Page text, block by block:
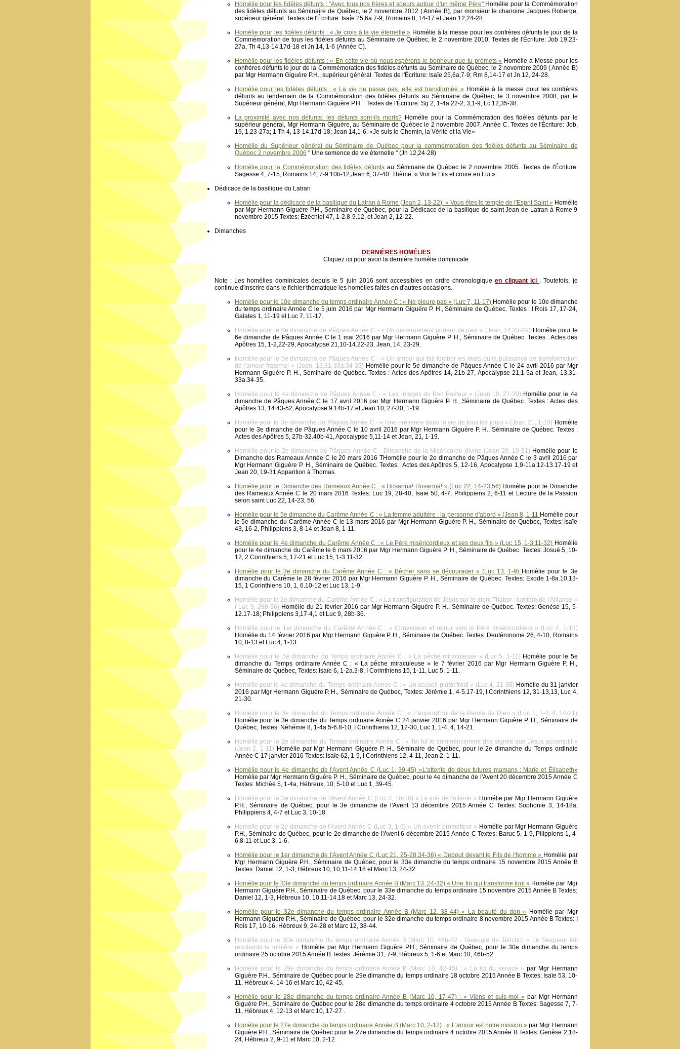
Homélie pour les fidèles défunts : "Avec tous nos frères et soeurs autour d'un même Père" Homélie pour la Commémoration
des fidèles défunts au Séminaire de Québec, le 2 novembre 2012 ( Année B), par monsieur le chanoine Jacques Roberge,
supérieur général. Textes de l'Écriture: Isaîe 25,6a.7-9; Romains 8, 14-17 et Jean 12,24-28.
Homélie pour les fidèles défunts : « Je crois à la vie éternelle » Homélie à la messe pour les confrères défunts le jour de la
Commémoration de tous les fidèles défunts au Séminaire de Québec, le 2 novembre 2010. Textes de l'Écriture: Job 19.23-
27a, Th 4,13-14.17d-18 et Jn 14, 1-6 (Année C).
Homélie pour les fidèles défunts : « En cette vie où nous espérons le bonheur que tu promets » Homélie à Messe pour les
confrères défunts le jour de la Commémoration des fidèles défunts au Séminaire de Québec, le 2 novembre 2009 ( Année B)
par Mgr Hermann Giguère P.H., supérieur général. Textes de l'Écriture: Isaïe 25,6a,7-9; Rm 8,14-17 et Jn 12, 24-28.
Homélie pour les fidèles défunts : « La vie ne passe pas, elle est transformée »Homélie à la messe pour les confrères
défunts au lendemain de la Commémoration des fidèles défunts au Séminaire de Québec, le 3 novembre 2008, par le
Supérieur général, Mgr Hermann Giguère P.H. . Textes de l'Écriture: Sg 2, 1-4a.22-2; 3,1-9; Lc 12,35-38.
La proximité avec nos défunts: les défunts sont-ils morts? Homélie pour la Commémoration des fidèles défunts par le
supérieur général, Mgr Hermann Giguère, au Séminaire de Québec le 2 novembre 2007. Année C. Textes de l'Écriture: Job,
19, 1.23-27a; 1 Th 4, 13-14.17d-18; Jean 14,1-6. «Je suis le Chemin, la Vérité et la Vie»
Homélie du Supérieur général du Séminaire de Québec pour la commémoration des fidèles défunts au Séminaire de
Québec 2 novembre 2006 " Une semence de vie éternelle " (Jn 12,24-28)
Homélie pour la Commémoration des fidèles défunts au Séminaire de Québec le 2 novembre 2005. Textes de l'Écriture:
Sagesse 4, 7-15; Romains 14, 7-9.10b-12;Jean 6, 37-40. Thème: « Voir le Fils et croire en Lui ».
Dédicace de la basilique du Latran
Homélie pour la dédicace de la basilique du Latran à Rome (Jean 2, 13-22): « Vous êtes le temple de l'Esprit Saint »Homélie
par Mgr Hermann Giguère P.H., Séminaire de Québec, pour la Dédicace de la basilique de saint Jean de Latran à Rome 9
novembre 2015 Textes: Ézéchiel 47, 1-2.8-9.12, et Jean 2, 12-22.
Dimanches
DERNIÈRES HOMÉLIES
Cliquez ici pour avoir la dernière homélie dominicale
Note : Les homélies dominicales depuis le 5 juin 2016 sont accessibles en ordre chronologiqueen cliquant ici . Toutefois, je
continue d'inscrire dans le fichier thématique les homélies faites en d'autres occasions.
Homélie pour le 10e dimanche du temps ordinaire Année C : « Ne pleure pas » (Luc 7, 11-17) Homélie pour le 10e dimanche
du temps ordinaire Année C le 5 juin 2016 par Mgr Hermann Giguère P. H., Séminaire de Québec. Textes : I Rois 17, 17-24,
Galates 1, 11-19 et Luc 7, 11-17.
Homélie pour le 6e dimanche de Pâques Année C - « Un discernement porteur de paix » (Jean, 14,23-29) Homélie pour le
6e dimanche de Pâques Année C le 1 mai 2016 par Mgr Hermann Giguère P. H., Séminaire de Québec. Textes : Actes des
Apôtres 15, 1-2,22-29, Apocalypse 21,10-14.22-23, Jean, 14, 23-29.
Homélie pour le 5e dimanche de Pâques Année C - « Un amour qui fait tomber les murs ou la puissance de transformation
de l’amour fraternel » (Jean, 13,31-33a.34-35) Homélie pour le 5e dimanche de Pâques Année C le 24 avril 2016 par Mgr
Hermann Giguère P. H., Séminaire de Québec. Textes : Actes des Apôtres 14, 21b-27, Apocalypse 21,1-5a et Jean, 13,31-
33a.34-35.
Homélie pour le 4e dimanche de Pâques Année C - « Les images du Bon Pasteur » (Jean 10, 27-30) Homélie pour le 4e
dimanche de Pâques Année C le 17 avril 2016 par Mgr Hermann Giguère P. H., Séminaire de Québec. Textes : Actes des
Apôtres 13, 14.43-52, Apocalypse 9.14b-17 et Jean 10, 27-30, 1-19.
Homélie pour le 3e dimanche de Pâques Année C - « Une présence dans la vie de tous les jours » (Jean 21, 1-19) Homélie
pour le 3e dimanche de Pâques Année C le 10 avril 2016 par Mgr Hermann Giguère P. H., Séminaire de Québec. Textes :
Actes des Apôtres 5, 27b-32.40b-41, Apocalypse 5,11-14 et Jean, 21, 1-19.
Homélie pour le 2e dimanche de Pâques Année C - Dimanche de la Miséricorde divine (Jean 20, 19-31) Homélie pour le
Dimanche des Rameaux Année C le 20 mars 2016 THomélie pour le 2e dimanche de Pâques Année C le 3 avril 2016 par
Mgr Hermann Giguère P. H., Séminaire de Québec. Textes : Actes des Apôtres 5, 12-16, Apocalypse 1,9-11a.12-13.17-19 et
Jean 20, 19-31 Apparition à Thomas.
Homélie pour le Dimanche des Rameaux Année C : « Hosanna! Hosanna! » (Luc 22, 14-23,56) Homélie pour le Dimanche
des Rameaux Année C le 20 mars 2016 Textes: Luc 19, 28-40, Isaïe 50, 4-7, Philippiens 2, 6-11 et Lecture de la Passion
selon saint Luc 22, 14-23, 56.
Homélie pour le 5e dimanche du Carême Année C : « La femme adultère : la personne d'abord » (Jean 8, 1-11 Homélie pour
le 5e dimanche du Carême Année C le 13 mars 2016 par Mgr Hermann Giguère P. H., Séminaire de Québec, Textes: Isaïe
43, 16-2, Philippiens 3, 8-14 et Jean 8, 1-11.
Homélie pour le 4e dimanche du Carême Année C : « Le Père miséricordieux et ses deux fils » (Luc 15, 1-3.11-32) Homélie
pour le 4e dimanche du Carême le 6 mars 2016 par Mgr Hermann Giguère P. H., Séminaire de Québec. Textes: Josué 5, 10-
12, 2 Corinthiens 5, 17-21 et Luc 15, 1-3.11-32.
Homélie pour le 3e dimanche du Carême Année C : « Bêcher sans se décourager » (Luc 13, 1-9) Homélie pour le 3e
dimanche du Carême le 28 février 2016 par Mgr Hermann Giguère P. H., Séminaire de Québec. Textes: Exode 1-8a.10,13-
15, 1 Corinthiens 10, 1, 6.10-12 et Luc 13, 1-9.
Homélie pour le 2e dimanche du Carême Année C : « La transfiguration de Jésus sur le mont Thabor : lumière de l'Alliance »
( Luc 9, 28b-36) Homélie du 21 février 2016 par Mgr Hermann Giguère P. H., Séminaire de Québec. Textes: Genèse 15, 5-
12.17-18; Philippiens 3,17-4,1 et Luc 9, 28b-36.
Homélie pour le 1er dimanche du Carême Année C : « Conversion et retour vers le Père miséricordieux » (Luc 4, 1-13)
Homélie du 14 février 2016 par Mgr Hermann Giguère P. H., Séminaire de Québec. Textes: Deutéronome 26, 4-10, Romains
10, 8-13 et Luc 4, 1-13.
Homélie pour le 5e dimanche du Temps ordinaire Année C : « La pêche miraculeuse » (Luc 5, 1-11) Homélie pour le 5e
dimanche du Temps ordinaire Année C : « La pêche miraculeuse » le 7 février 2016 par Mgr Hermann Giguère P. H.,
Séminaire de Québec, Textes: Isaïe 6, 1-2a.3-8, I Corinthiens 15, 1-11, Luc 5, 1-11.
Homélie pour le 4e dimanche du Temps ordinaire Année C : « Un accueil plutôt froid » (Luc 4, 21-30) Homélie du 31 janvier
2016 par Mgr Hermann Giguère P. H., Séminaire de Québec, Textes: Jérémie 1, 4-5.17-19, I Corinthiens 12, 31-13,13, Luc 4,
21-30.
Homélie pour le 3e dimanche du Temps ordinaire Année C : « L'aujourd'hui de la Parole de Dieu » (Luc 1, 1-4; 4, 14-21)
Homélie pour le 3e dimanche du Temps ordinaire Année C 24 janvier 2016 par Mgr Hermann Giguère P. H., Séminaire de
Québec, Textes: Néhémie 8, 1-4a.5-6.8-10, I Corinthiens 12, 12-30, Luc 1, 1-4; 4, 14-21.
Homélie pour le 2e dimanche du Temps ordinaire Année C : « Tel fut le commencement des signes que Jésus accomplit »
(Jean 2, 1-11) Homélie par Mgr Hermann Giguère P. H., Séminaire de Québec, pour le 2e dimanche du Temps ordinaie
Année C 17 janvier 2016 Textes: Isaïe 62, 1-5, I Corinthiens 12, 4-11, Jean 2, 1-11.
Homélie pour le 4e dimanche de l'Avent Année C (Luc 1, 39-45) «L'attente de deux futures mamans : Marie et Élisabeth»
Homélie par Mgr Hermann Giguère P. H., Séminaire de Québec, pour le 4e dimanche de l'Avent 20 décembre 2015 Année C
Textes: Michée 5, 1-4a, Hébreux, 10, 5-10 et Luc 1, 39-45.
Homélie pour le 3e dimanche de l'Avent Année C (Luc 3, 10-18) « La joie de l'attente » Homélie par Mgr Hermann Giguère
P.H., Séminaire de Québec, pour le 3e dimanche de l'Avent 13 décembre 2015 Année C Textes: Sophonie 3, 14-18a,
Philippiens 4, 4-7 et Luc 3, 10-18.
Homélie pour le 2e dimanche de l'Avent Année C (Luc 3, 1-6) « Un avenir prometteur » Homélie par Mgr Hermann Giguère
P.H., Séminaire de Québec, pour le 2e dimanche de l'Avent 6 décembre 2015 Année C Textes: Baruc 5, 1-9, Pilippiens 1, 4-
6.8-11 et Luc 3, 1-6.
Homélie pour le 1er dimanche de l'Avent Année C (Luc 21, 25-28.34-36) « Debout devant le Fils de l'homme » Homélie par
Mgr Hermann Giguère P.H., Séminaire de Québec, pour le 33e dimanche du temps ordinaire 15 novembre 2015 Année B
Textes: Daniel 12, 1-3, Hébreux 10, 10,11-14.18 et Marc 13, 24-32.
Homélie pour le 33e dimanche du temps ordinaire Année B (Marc 13, 24-32) « Une fin qui transforme tout » Homélie par Mgr
Hermann Giguère P.H., Séminaire de Québec, pour le 33e dimanche du temps ordinaire 15 novembre 2015 Année B Textes:
Daniel 12, 1-3, Hébreux 10, 10,11-14.18 et Marc 13, 24-32.
Homélie pour le 32e dimanche du temps ordinaire Année B (Marc 12, 38-44) « La beauté du don » Homélie par Mgr
Hermann Giguère P.H., Séminaire de Québec, pour le 32e dimanche du temps ordinaire 8 novembre 2015 Année B Textes: I
Rois 17, 10-16, Hébreux 9, 24-28 et Marc 12, 38-44.
Homélie pour le 30e dimanche du temps ordinaire Année B (Marc 10, 46b-52 - l'aveugle de Jéricho) « Le Seigneur fait
resplendir la lumière » Homélie par Mgr Hermann Giguère P.H., Séminaire de Québec, pour le 30e dimanche du temps
ordinaire 25 octobre 2015 Année B Textes: Jérémie 31, 7-9, Hébreux 5, 1-6 et Marc 10, 46b-52
Homélie pour le 29e dimanche du temps ordinaire Année B (Marc 10, 42-45) : « La loi du service » par Mgr Hermann
Giguère P.H., Séminaire de Québec pour le 29e dimanche du temps ordinaire 18 octobre 2015 Année B Textes: Isaïe 53, 10-
11, Hébreux 4, 14-16 et Marc 10, 42-45.
Homélie pour le 28e dimanche du temps ordinaire Année B (Marc 10, 17-47) : « Viens et suis-moi »par Mgr Hermann
Giguère P.H., Séminaire de Québec pour le 28e dimanche du temps ordinaire 4 octobre 2015 Année B Textes: Sagesse 7, 7-
11, Hébreux 4, 12-13 et Marc 10, 17-27 .
Homélie pour le 27e dimanche du temps ordinaire Année B (Marc 10, 2-12) : « L'amour est notre mission » par Mgr Hermann
Giguère P.H., Séminaire de Québec pour le 27e dimanche du temps ordinaire 4 octobre 2015 Année B Textes: Genèse 2,18-
24, Hébreux 2, 9-11 et Marc 10, 2-12.